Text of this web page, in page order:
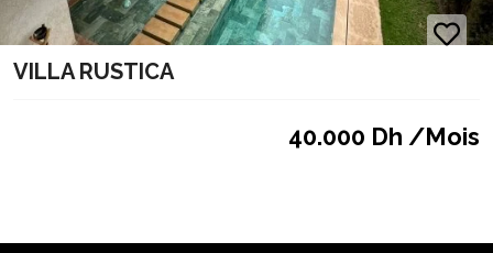
VILLA RUSTICA
40.000 Dh /Mois